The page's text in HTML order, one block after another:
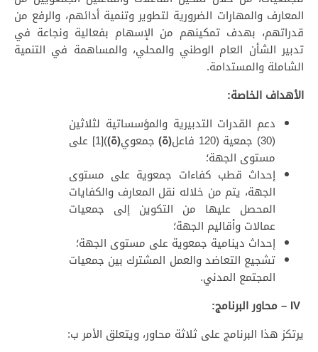
المعارف والمهارات الضرورية لتطوير وتنمية أدائهم، والرفع من
قدراتهم، بهدف تمكينهم من الإسهام بفعالية ونجاعة في
تدبير الشأن العام الوطني والمحلي، والمساهمة في التنمية
الشاملة والمستدامة.
الأهداف الخاصة:
دعم القدرات التدبيرية والمؤسساتية لثلاثين
(30) جمعية (120 فاعل
(ة)جمعوي(ة)
)[1] على
مستوى الجهة؛
إحداث قطب كفاءات جمعوية على مستوى
الجهة، يتم من خلاله نقل المعارف والكفايات
المحصل عليها من التكوين إلى جمعيات
عمالات وأقاليم الجهة؛
إحداث دينامية جمعوية على مستوى الجهة؛
تشجيع التعاضد والعمل المشترك بين جمعيات
المجتمع المدني.
IV – محاور البرنامج:
يرتكز هذا البرنامج على ثلاثة محاور، ويتعلق الأمر ب: